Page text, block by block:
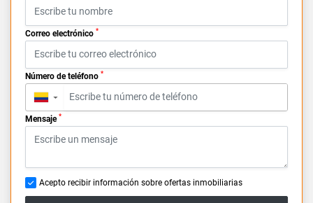
Correo electrónico *
Número de teléfono *
▼
Mensaje *
Acepto recibir información sobre ofertas inmobiliarias